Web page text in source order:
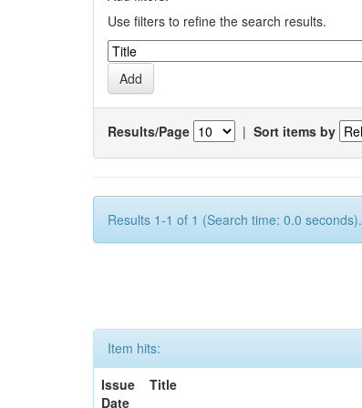
Use filters to refine the search results.
Results/Page | Sort items by
Results 1-1 of 1 (Search time: 0.0 seconds).
Item hits:
Issue
Date
Title